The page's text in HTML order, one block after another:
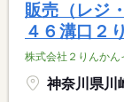
販売（レジ
４６溝口２
株式会社２りんかん
神奈川県川